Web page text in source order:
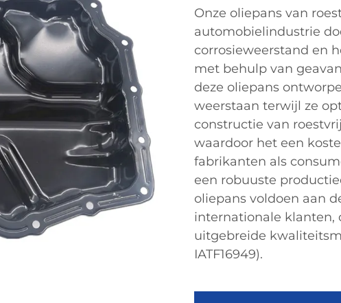
Onze oliepans van
automobielindustrie
corrosieweerstand en
met behulp van
deze oliepans
weerstaan terwijl ze
constructie van
waardoor het een
fabrikanten als
een robuuste
oliepans voldoen aan
internationale klanten,
uitgebreide
IATF16949).